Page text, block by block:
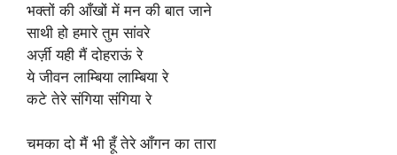
भक्तों की आँखों में मन की बात जाने
साथी हो हमारे तुम सांवरे
अर्ज़ी यही मैं दोहराऊं रे
ये जीवन लाम्बिया लाम्बिया रे
कटे तेरे संगिया संगिया रे
चमका दो मैं भी हूँ तेरे आँगन का तारा